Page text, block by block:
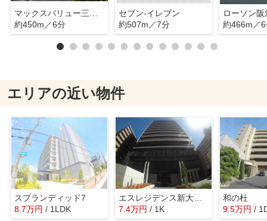
約450m／6分
セブン-イレブン
約507m／7分
約466m／
エリアの近い物件
スプランディッド7
8.7万円 / 1LDK
エスレジデンス新大阪ウエスト
7.4万円 / 1K
和の杜
9.5万円 /